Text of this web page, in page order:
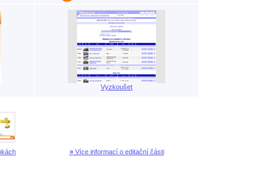
Vyzkoušet
»Více informací o editační části